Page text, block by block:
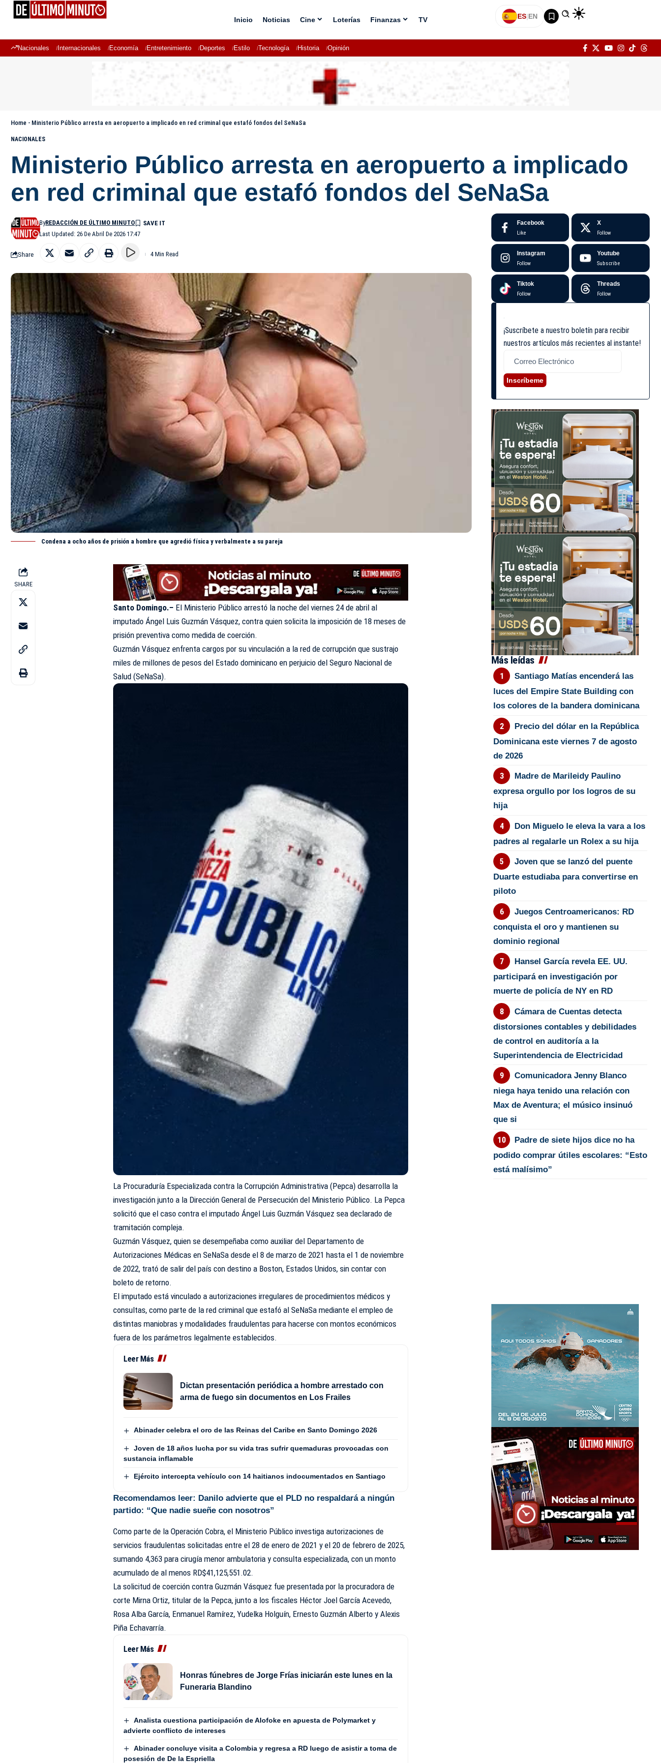
Inicio Noticias Cine Loterías Finanzas TV ES|EN
Nacionales Internacionales Economía Entretenimiento Deportes Estilo Tecnología Historia Opinión
Home - Ministerio Público arresta en aeropuerto a implicado en red criminal que estafó fondos del SeNaSa
NACIONALES
Ministerio Público arresta en aeropuerto a implicado
en red criminal que estafó fondos del SeNaSa
Last Updated: 26 De Abril De 2026 17:47
ByREDACCIÓN DE ÚLTIMO MINUTO
Share 4 Min Read
Condena a ocho años de prisión a hombre que agredió física y verbalmente a su pareja
SHARE
Santo Domingo.– El Ministerio Público arrestó la noche del viernes 24 de abril al
imputado Ángel Luis Guzmán Vásquez, contra quien solicita la imposición de 18 meses de
prisión preventiva como medida de coerción.
Guzmán Vásquez enfrenta cargos por su vinculación a la red de corrupción que sustrajo
miles de millones de pesos del Estado dominicano en perjuicio del Seguro Nacional de
Salud (SeNaSa).
La Procuraduría Especializada contra la Corrupción Administrativa (Pepca) desarrolla la
investigación junto a la Dirección General de Persecución del Ministerio Público. La Pepca
solicitó que el caso contra el imputado Ángel Luis Guzmán Vásquez sea declarado de
tramitación compleja.
Guzmán Vásquez, quien se desempeñaba como auxiliar del Departamento de
Autorizaciones Médicas en SeNaSa desde el 8 de marzo de 2021 hasta el 1 de noviembre
de 2022, trató de salir del país con destino a Boston, Estados Unidos, sin contar con
boleto de retorno.
El imputado está vinculado a autorizaciones irregulares de procedimientos médicos y
consultas, como parte de la red criminal que estafó al SeNaSa mediante el empleo de
distintas maniobras y modalidades fraudulentas para hacerse con montos económicos
fuera de los parámetros legalmente establecidos.
Leer Más
Dictan presentación periódica a hombre arrestado con
arma de fuego sin documentos en Los Frailes
Abinader celebra el oro de las Reinas del Caribe en Santo Domingo 2026
Joven de 18 años lucha por su vida tras sufrir quemaduras provocadas con
sustancia inflamable
Ejército intercepta vehículo con 14 haitianos indocumentados en Santiago
Recomendamos leer: Danilo advierte que el PLD no respaldará a ningún
partido: “Que nadie sueñe con nosotros”
Como parte de la Operación Cobra, el Ministerio Público investiga autorizaciones de
servicios fraudulentas solicitadas entre el 28 de enero de 2021 y el 20 de febrero de 2025,
sumando 4,363 para cirugía menor ambulatoria y consulta especializada, con un monto
acumulado de al menos RD$41,125,551.02.
La solicitud de coerción contra Guzmán Vásquez fue presentada por la procuradora de
corte Mirna Ortiz, titular de la Pepca, junto a los fiscales Héctor Joel García Acevedo,
Rosa Alba García, Enmanuel Ramírez, Yudelka Holguín, Ernesto Guzmán Alberto y Alexis
Piña Echavarría.
Leer Más
Honras fúnebres de Jorge Frías iniciarán este lunes en la
Funeraria Blandino
Analista cuestiona participación de Alofoke en apuesta de Polymarket y
advierte conflicto de intereses
Abinader concluye visita a Colombia y regresa a RD luego de asistir a toma de
posesión de De la Espriella
Facebook
Like
X
Follow
Instagram
Follow
Youtube
Subscribe
Tiktok
Follow
Threads
Follow
¡Suscríbete a nuestro boletín para recibir
nuestros artículos más recientes al instante!
Inscríbeme
Más leídas
Santiago Matías encenderá las
luces del Empire State Building con
los colores de la bandera dominicana
Precio del dólar en la República
Dominicana este viernes 7 de agosto
de 2026
Madre de Marileidy Paulino
expresa orgullo por los logros de su
hija
Don Miguelo le eleva la vara a los
padres al regalarle un Rolex a su hija
Joven que se lanzó del puente
Duarte estudiaba para convertirse en
piloto
Juegos Centroamericanos: RD
conquista el oro y mantienen su
dominio regional
Hansel García revela EE. UU.
participará en investigación por
muerte de policía de NY en RD
Cámara de Cuentas detecta
distorsiones contables y debilidades
de control en auditoría a la
Superintendencia de Electricidad
Comunicadora Jenny Blanco
niega haya tenido una relación con
Max de Aventura; el músico insinuó
que si
Padre de siete hijos dice no ha
podido comprar útiles escolares: “Esto
está malísimo”